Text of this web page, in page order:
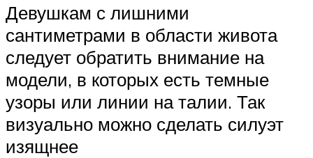
Девушкам с лишними
сантиметрами в области живота
следует обратить внимание на
модели, в которых есть темные
узоры или линии на талии. Так
визуально можно сделать силуэт
изящнее